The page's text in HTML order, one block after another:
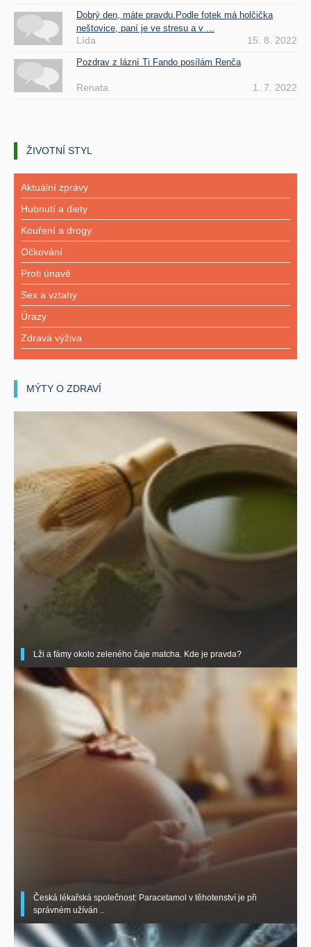
Dobrý den, máte pravdu.Podle fotek má holčička
neštovice, paní je ve stresu a v ...
Lída 15. 8. 2022
Pozdrav z lázní Ti Fando posílám Renča
Renata 1. 7. 2022
ŽIVOTNÍ STYL
Aktuální zprávy
Hubnutí a diety
Kouření a drogy
Očkování
Proti únavě
Sex a vztahy
Úrazy
Zdravá výživa
MÝTY O ZDRAVÍ
Lži a fámy okolo zeleného čaje matcha. Kde je pravda?
Česká lékařská společnost: Paracetamol v těhotenství je při
správném užíván ..